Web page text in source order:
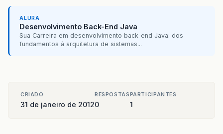
ALURA
Desenvolvimento Back-End Java
Sua Carreira em desenvolvimento back-end Java: dos
fundamentos à arquitetura de sistemas...
CRIADO
31 de janeiro de 2012
RESPOSTAS
0
PARTICIPANTES
1